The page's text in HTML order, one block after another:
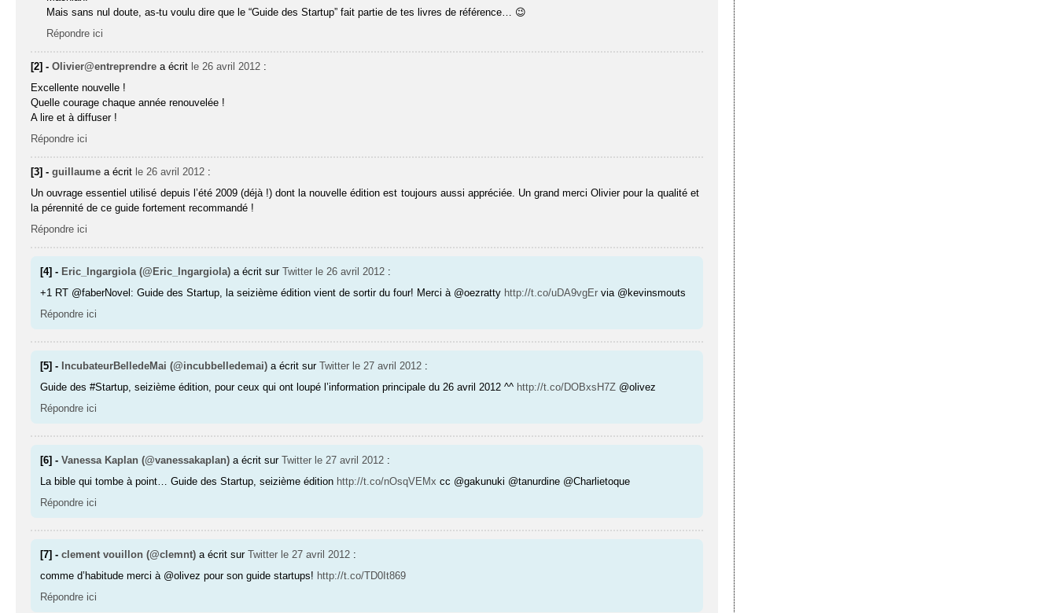
Mais sans nul doute, as-tu voulu dire que le “Guide des Startup” fait partie de tes livres de référence… 😉
Répondre ici
[2] -Olivier@entreprendre a écrit le 26 avril 2012 :
Excellente nouvelle !
Quelle courage chaque année renouvelée !
A lire et à diffuser !
Répondre ici
[3] -guillaume a écrit le 26 avril 2012 :
Un ouvrage essentiel utilisé depuis l’été 2009 (déjà !) dont la nouvelle édition est toujours aussi appréciée. Un grand merci Olivier pour la qualité et
la pérennité de ce guide fortement recommandé !
Répondre ici
[4] - Eric_Ingargiola (@Eric_Ingargiola) a écrit surTwitter le 26 avril 2012 :
+1 RT @faberNovel: Guide des Startup, la seizième édition vient de sortir du four! Merci à @oezratty http://t.co/uDA9vgEr via @kevinsmouts
Répondre ici
[5] - IncubateurBelledeMai (@incubbelledemai) a écrit surTwitter le 27 avril 2012 :
Guide des #Startup, seizième édition, pour ceux qui ont loupé l’information principale du 26 avril 2012 ^^ http://t.co/DOBxsH7Z @olivez
Répondre ici
[6] -Vanessa Kaplan (@vanessakaplan) a écrit surTwitter le 27 avril 2012 :
La bible qui tombe à point… Guide des Startup, seizième édition http://t.co/nOsqVEMx cc @gakunuki @tanurdine @Charlietoque
Répondre ici
[7] -clement vouillon (@clemnt) a écrit surTwitter le 27 avril 2012 :
comme d’habitude merci à @olivez pour son guide startups! http://t.co/TD0It869
Répondre ici